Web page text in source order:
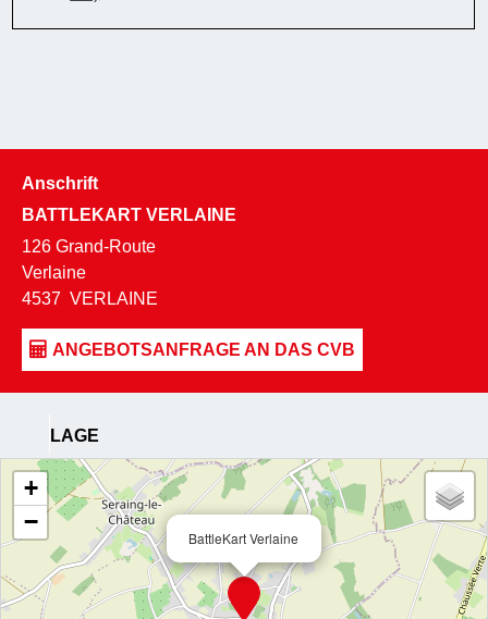
Anschrift
BATTLEKART VERLAINE
126 Grand-Route
Verlaine
4537 VERLAINE
LAGE
BattleKart Verlaine
+
−